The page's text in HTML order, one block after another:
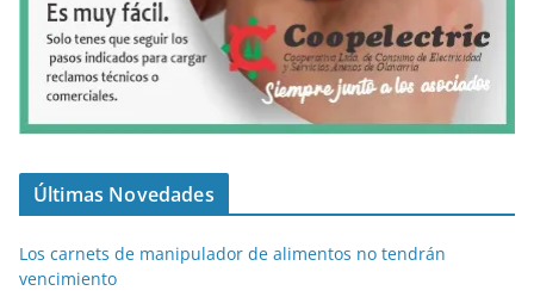
Últimas Novedades
Los carnets de manipulador de alimentos no tendrán
vencimiento